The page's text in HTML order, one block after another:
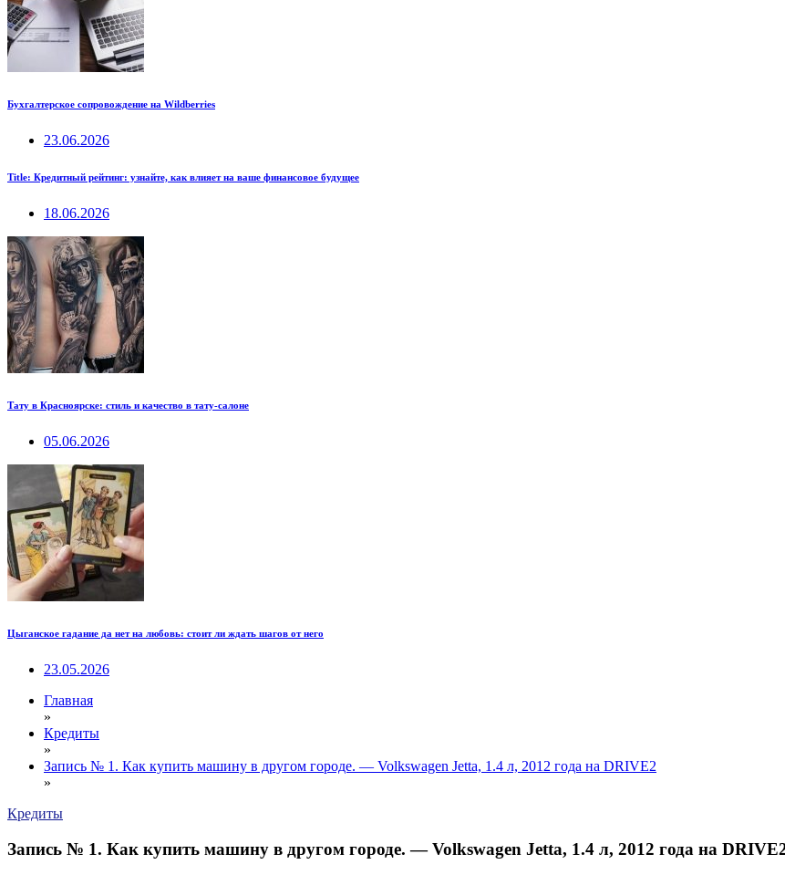
Бухгалтерское сопровождение на Wildberries
23.06.2026
Title: Кредитный рейтинг: узнайте, как влияет на ваше финансовое будущее
18.06.2026
Тату в Красноярске: стиль и качество в тату-салоне
05.06.2026
Цыганское гадание да нет на любовь: стоит ли ждать шагов от него
23.05.2026
Главная
»
Кредиты
»
Запись № 1. Как купить машину в другом городе. — Volkswagen Jetta, 1.4 л, 2012 года на DRIVE2
»
Кредиты
Запись № 1. Как купить машину в другом городе. — Volkswagen Jetta, 1.4 л, 2012 года на